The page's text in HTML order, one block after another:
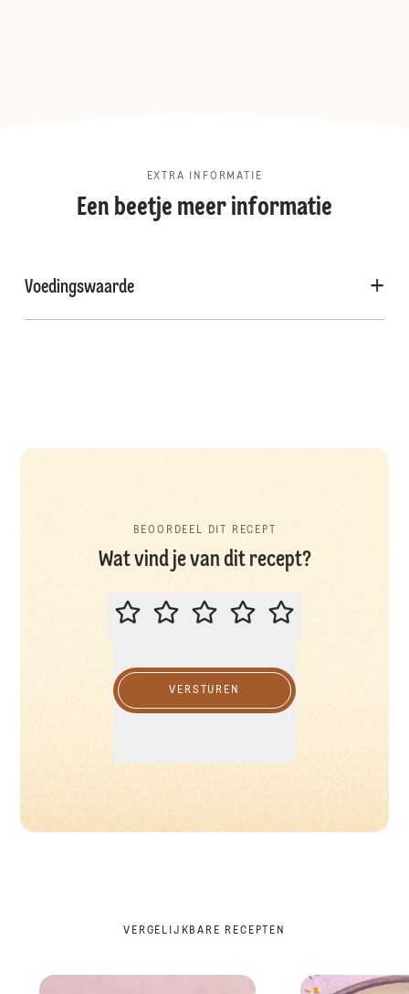
EXTRA INFORMATIE
Een beetje meer informatie
Voedingswaarde
BEOORDEEL DIT RECEPT
Wat vind je van dit recept?
BEOORDEEL DIT RECEPT
VERSTUREN
VERGELIJKBARE RECEPTEN